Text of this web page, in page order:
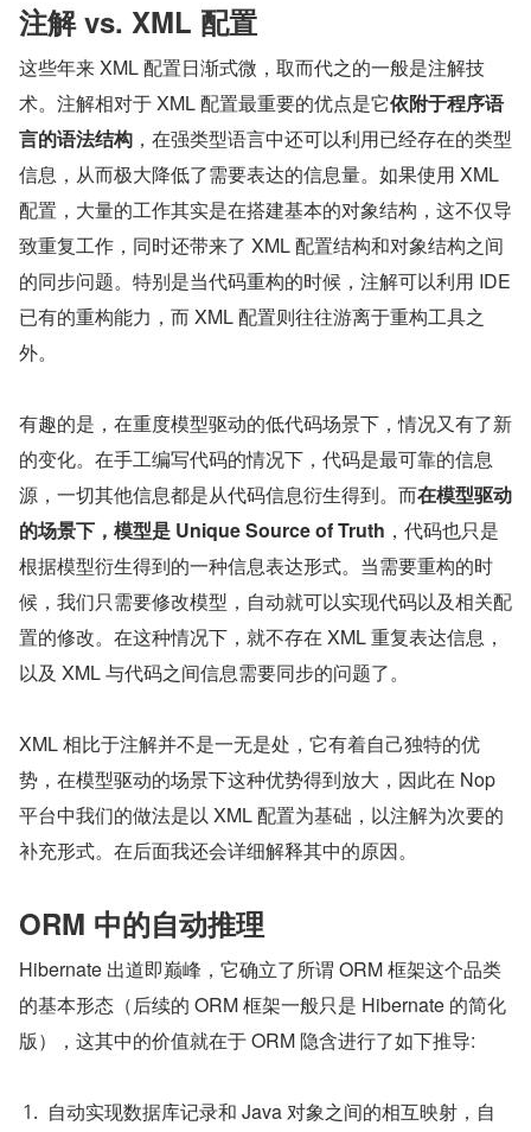
注解 vs. XML 配置
这些年来 XML 配置日渐式微，取而代之的一般是注解技
术。注解相对于 XML 配置最重要的优点是它依附于程序语
言的语法结构 ，在强类型语言中还可以利用已经存在的类型
信息，从而极大降低了需要表达的信息量。如果使用 XML
配置，大量的工作其实是在搭建基本的对象结构，这不仅导
致重复工作，同时还带来了 XML 配置结构和对象结构之间
的同步问题。特别是当代码重构的时候，注解可以利用 IDE
已有的重构能力，而 XML 配置则往往游离于重构工具之
外。
有趣的是，在重度模型驱动的低代码场景下，情况又有了新
的变化。在手工编写代码的情况下，代码是最可靠的信息
源，一切其他信息都是从代码信息衍生得到。而在模型驱动
的场景下，模型是 Unique Source of Truth ，代码也只是
根据模型衍生得到的一种信息表达形式。当需要重构的时
候，我们只需要修改模型，自动就可以实现代码以及相关配
置的修改。在这种情况下，就不存在 XML 重复表达信息，
以及 XML 与代码之间信息需要同步的问题了。
XML 相比于注解并不是一无是处，它有着自己独特的优
势，在模型驱动的场景下这种优势得到放大，因此在 Nop
平台中我们的做法是以 XML 配置为基础，以注解为次要的
补充形式。在后面我还会详细解释其中的原因。
ORM 中的自动推理
Hibernate 出道即巅峰，它确立了所谓 ORM 框架这个品类
的基本形态（后续的 ORM 框架一般只是 Hibernate 的简化
版），这其中的价值就在于 ORM 隐含进行了如下推导:
自动实现数据库记录和 Java 对象之间的相互映射，自